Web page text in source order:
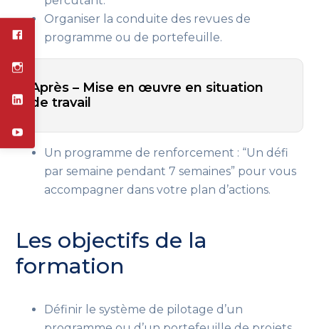
Organiser la conduite des revues de
programme ou de portefeuille.
Après – Mise en œuvre en situation
de travail
Un programme de renforcement : “Un défi
par semaine pendant 7 semaines” pour vous
accompagner dans votre plan d’actions.
Les objectifs de la
formation
Définir le système de pilotage d’un